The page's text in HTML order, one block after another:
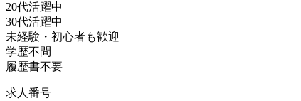
20代活躍中
30代活躍中
未経験・初心者も歓迎
学歴不問
履歴書不要
求人番号